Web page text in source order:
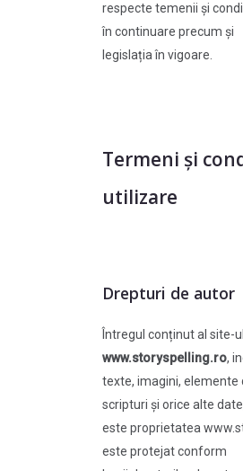
respecte temenii și
în continuare precum și
legislația în vigoare.
Termeni și
utilizare
Drepturi de autor
Întregul conținut al site-
www.storyspelling.ro,
texte, imagini, elemente
scripturi și orice alte
este proprietatea
este protejat conform